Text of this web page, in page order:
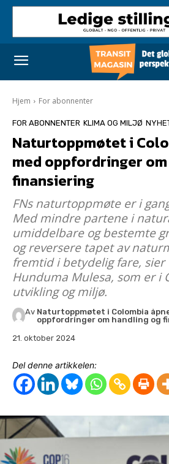
Hjem For abonnenter
FOR ABONNENTER KLIMA OG MILJØ
Naturtoppmøtet i
med oppfordringer
finansiering
FNs naturtoppmøte er i
Med mindre partene i
umiddelbare og bestemte
og reversere tapet av
fremtid i betydelig fare, sier
Hunduma Mulesa, som er i
utvikling og miljø.
Av Naturtoppmøtet i Colombia
oppfordringer om handling og
21. oktober 2024
Del denne artikkelen: